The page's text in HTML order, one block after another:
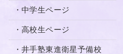
・中学生ページ
・高校生ページ
・井手塾東進衛星予備校